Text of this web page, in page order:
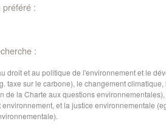
préféré :
:
droit et au politique de l'environnement et le
taxe sur le carbone), le changement
de la Charte aux questions
et la justice environnementale